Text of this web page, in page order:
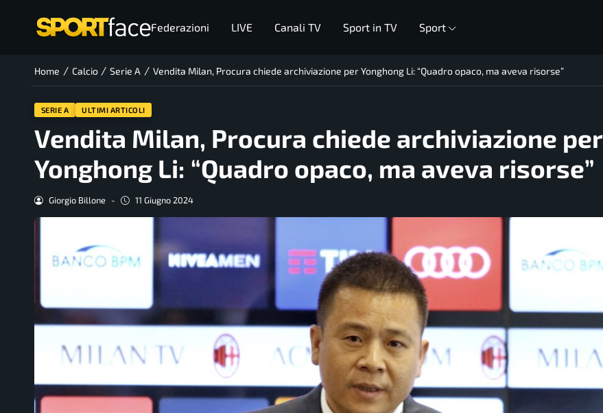
Federazioni LIVE Canali TV Sport in TV Sport
Home / Calcio / Serie A / Vendita Milan, Procura chiede archiviazione per Yonghong Li: “Quadro opaco, ma aveva risorse”
SERIE A ULTIMI ARTICOLI
Vendita Milan, Procura chiede archiviazione per
Yonghong Li: “Quadro opaco, ma aveva risorse”
Giorgio Billone - 11 Giugno 2024